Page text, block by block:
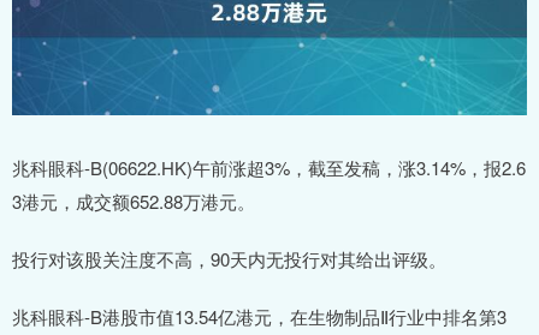
兆科眼科-B(06622.HK)午前涨超3%，截至发稿，涨3.14%，报2.6
3港元，成交额652.88万港元。
投行对该股关注度不高，90天内无投行对其给出评级。
兆科眼科-B港股市值13.54亿港元，在生物制品Ⅱ行业中排名第3